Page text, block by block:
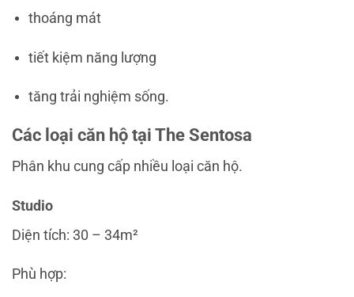
thoáng mát
tiết kiệm năng lượng
tăng trải nghiệm sống.
Các loại căn hộ tại The Sentosa
Phân khu cung cấp nhiều loại căn hộ.
Studio
Diện tích: 30 – 34m²
Phù hợp: